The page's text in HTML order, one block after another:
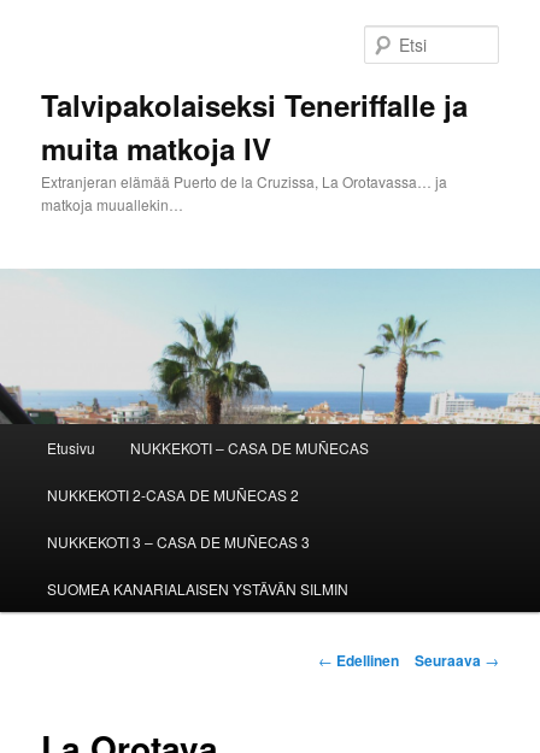
Talvipakolaiseksi Teneriffalle ja
muita matkoja IV
Extranjeran elämää Puerto de la Cruzissa, La Orotavassa… ja
matkoja muuallekin…
Etusivu NUKKEKOTI – CASA DE MUÑECAS
NUKKEKOTI 2-CASA DE MUÑECAS 2
NUKKEKOTI 3 – CASA DE MUÑECAS 3
SUOMEA KANARIALAISEN YSTÄVÄN SILMIN
Artikkelien
← Edellinen Seuraava →